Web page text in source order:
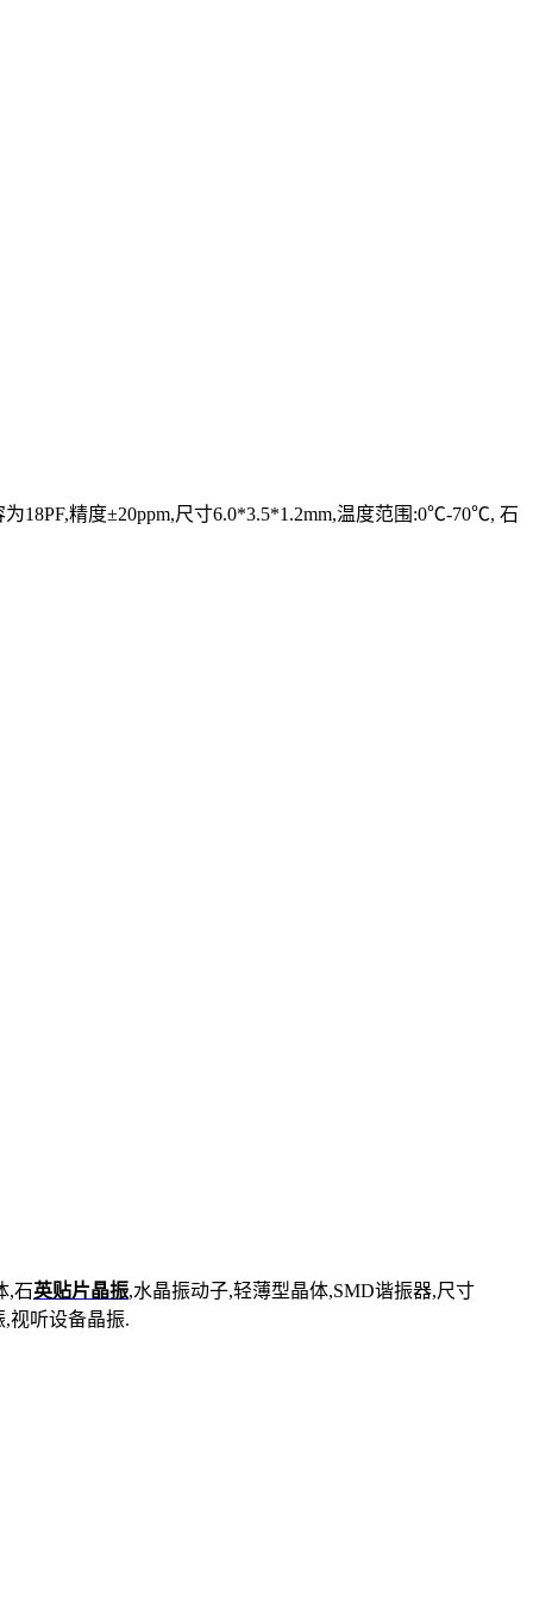
18PF,精度±20ppm,尺寸6.0*3.5*1.2mm,温度范围:0℃-70℃, 石
,石英贴片晶振,水晶振动子,轻薄型晶体,SMD谐振器,尺寸
视听设备晶振.